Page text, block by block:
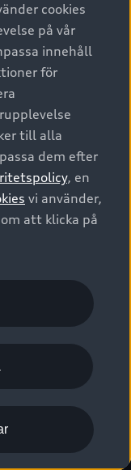
min bil av detta?
cookies
på vår
innehåll
för
till alla
dem efter
, en
vi använder,
att klicka på